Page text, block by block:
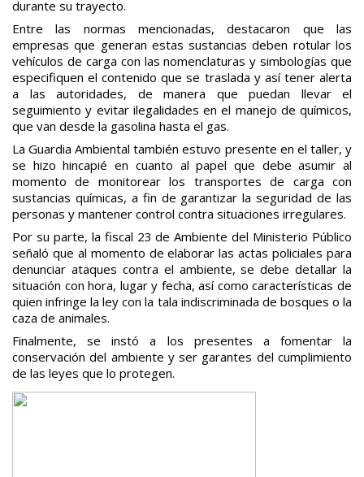
durante su trayecto.
Entre las normas mencionadas, destacaron que las
empresas que generan estas sustancias deben rotular los
vehículos de carga con las nomenclaturas y simbologías que
especifiquen el contenido que se traslada y así tener alerta
a las autoridades, de manera que puedan llevar el
seguimiento y evitar ilegalidades en el manejo de químicos,
que van desde la gasolina hasta el gas.
La Guardia Ambiental también estuvo presente en el taller, y
se hizo hincapié en cuanto al papel que debe asumir al
momento de monitorear los transportes de carga con
sustancias químicas, a fin de garantizar la seguridad de las
personas y mantener control contra situaciones irregulares.
Por su parte, la fiscal 23 de Ambiente del Ministerio Público
señaló que al momento de elaborar las actas policiales para
denunciar ataques contra el ambiente, se debe detallar la
situación con hora, lugar y fecha, así como características de
quien infringe la ley con la tala indiscriminada de bosques o la
caza de animales.
Finalmente, se instó a los presentes a fomentar la
conservación del ambiente y ser garantes del cumplimiento
de las leyes que lo protegen.